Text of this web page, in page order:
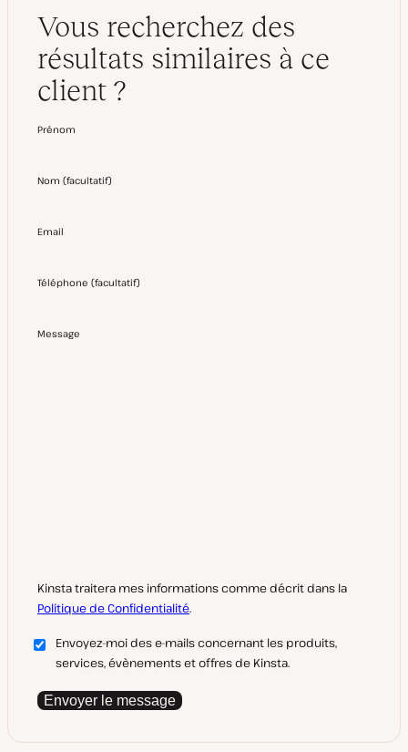
Vous recherchez des
résultats similaires à ce
client ?
Prénom
Nom (facultatif)
Email
Téléphone (facultatif)
Message
Kinsta traitera mes informations comme décrit dans la
Politique de Confidentialité.
Envoyez-moi des e-mails concernant les produits,
services, évènements et offres de Kinsta.
Envoyer le message